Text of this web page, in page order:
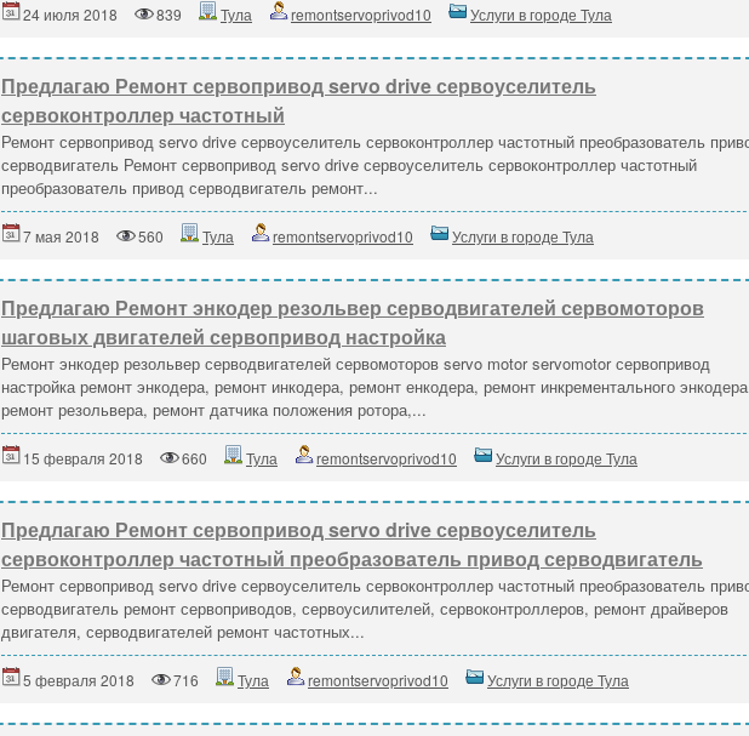
24 июля 2018 839 Тула remontservoprivod10 Услуги в городе Тула
Предлагаю Ремонт сервопривод servo drive сервоуселитель
сервоконтроллер частотный
Ремонт сервопривод servo drive сервоуселитель сервоконтроллер частотный преобразователь
серводвигатель Ремонт сервопривод servo drive сервоуселитель сервоконтроллер частотный
преобразователь привод серводвигатель ремонт...
7 мая 2018 560 Тула remontservoprivod10 Услуги в городе Тула
Предлагаю Ремонт энкодер резольвер серводвигателей сервомоторов
шаговых двигателей сервопривод настройка
Ремонт энкодер резольвер серводвигателей сервомоторов servo motor servomotor сервопривод
настройка ремонт энкодера, ремонт инкодера, ремонт енкодера, ремонт инкрементального
ремонт резольвера, ремонт датчика положения ротора,...
15 февраля 2018 660 Тула remontservoprivod10 Услуги в городе Тула
Предлагаю Ремонт сервопривод servo drive сервоуселитель
сервоконтроллер частотный преобразователь привод серводвигатель
Ремонт сервопривод servo drive сервоуселитель сервоконтроллер частотный преобразователь
серводвигатель ремонт сервоприводов, сервоусилителей, сервоконтроллеров, ремонт драйверов
двигателя, серводвигателей ремонт частотных...
5 февраля 2018 716 Тула remontservoprivod10 Услуги в городе Тула